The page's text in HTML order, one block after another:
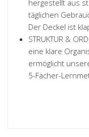
hergestellt aus
täglichen
Der Deckel ist
STRUKTUR &
eine klare
ermöglicht
5-Fächer-